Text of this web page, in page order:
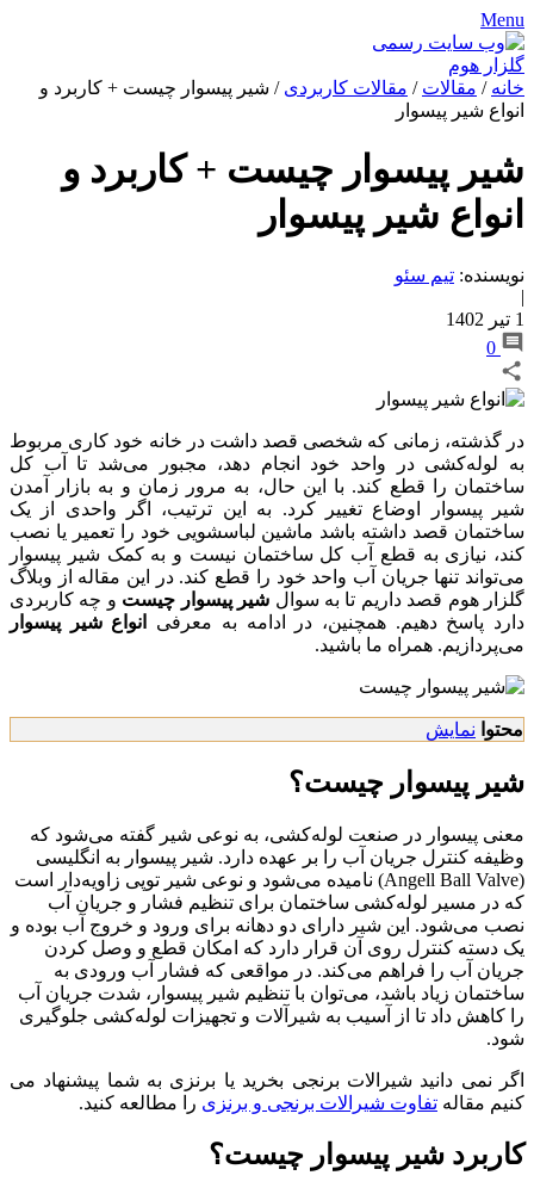
Menu
خانه / مقالات / مقالات کاربردی / شیر پیسوار چیست + کاربرد و
انواع شیر پیسوار
شیر پیسوار چیست + کاربرد و
انواع شیر پیسوار
نویسنده: تیم سئو
|
1 تیر 1402
0
در گذشته، زمانی که شخصی قصد داشت در خانه خود کاری مربوط
به لوله‌کشی در واحد خود انجام دهد، مجبور می‌شد تا آب کل
ساختمان را قطع کند. با این حال، به مرور زمان و به بازار آمدن
شیر پیسوار اوضاع تغییر کرد. به این ترتیب، اگر واحدی از یک
ساختمان قصد داشته باشد ماشین لباسشویی خود را تعمیر یا نصب
کند، نیازی به قطع آب کل ساختمان نیست و به کمک شیر پیسوار
می‌تواند تنها جریان آب واحد خود را قطع کند. در این مقاله از وبلاگ
گلزار هوم قصد داریم تا به سوال شیر پیسوار چیست و چه کاربردی
دارد پاسخ دهیم. همچنین، در ادامه به معرفی
انواع شیر پیسوار
می‌پردازیم. همراه ما باشید.
محتوا نمایش
شیر پیسوار چیست؟
معنی پیسوار در صنعت لوله‌کشی، به نوعی شیر گفته می‌شود که
وظیفه کنترل جریان آب را بر عهده دارد. شیر پیسوار به انگلیسی
(Angell Ball Valve) نامیده می‌شود و نوعی شیر توپی زاویه‌دار است
که در مسیر لوله‌کشی ساختمان برای تنظیم فشار و جریان آب
نصب می‌شود. این شیر دارای دو دهانه برای ورود و خروج آب بوده و
یک دسته کنترل روی آن قرار دارد که امکان قطع و وصل کردن
جریان آب را فراهم می‌کند. در مواقعی که فشار آب ورودی به
ساختمان زیاد باشد، می‌توان با تنظیم شیر پیسوار، شدت جریان آب
را کاهش داد تا از آسیب به شیرآلات و تجهیزات لوله‌کشی جلوگیری
شود.
اگر نمی دانید شیرالات برنجی بخرید یا برنزی به شما پیشنهاد می
کنیم مقاله تفاوت شیرالات برنجی و برنزی را مطالعه کنید.
کاربرد شیر پیسوار چیست؟